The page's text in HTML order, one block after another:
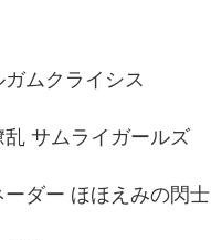
ガムクライシス
乱 サムライガールズ
ーダー ほほえみの閃士